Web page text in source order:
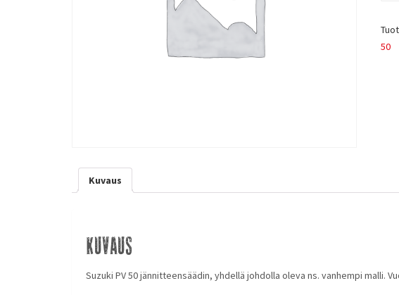
50
Kuvaus
Kuvaus
Suzuki PV 50 jännitteensäädin, yhdellä johdolla oleva ns. vanhempi malli.